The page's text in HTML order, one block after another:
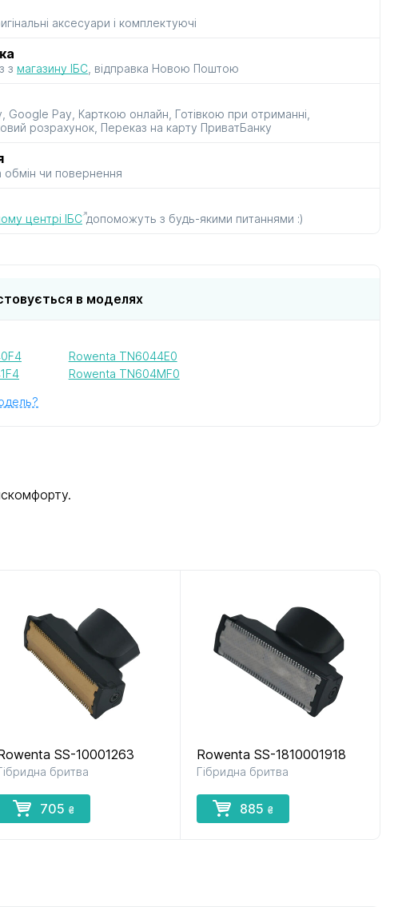
і сушарок
до чайників
аксесуари і комплектуючі
з магазину ІБС, відправка Новою Поштою
Google Pay, Карткою онлайн, Готівкою при отриманні,
розрахунок, Переказ на карту ПриватБанку
обмін чи повернення
центрі ІБСдопоможуть з будь-якими питаннями :)
в моделях
Rowenta TN6044E0
Rowenta TN604MF0
SS-10001263
бритва
705 ₴
Rowenta SS-1810001918
Гібридна бритва
885 ₴